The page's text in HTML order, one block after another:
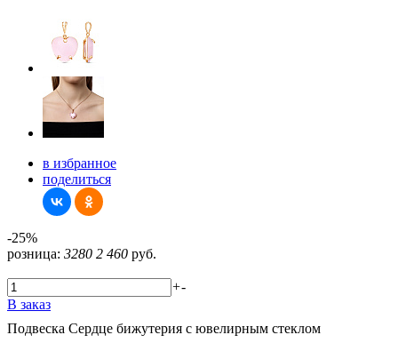
в избранное
поделиться
-25%
розница: 3280 2 460 руб.
+-
В заказ
Подвеска Сердце бижутерия с ювелирным стеклом